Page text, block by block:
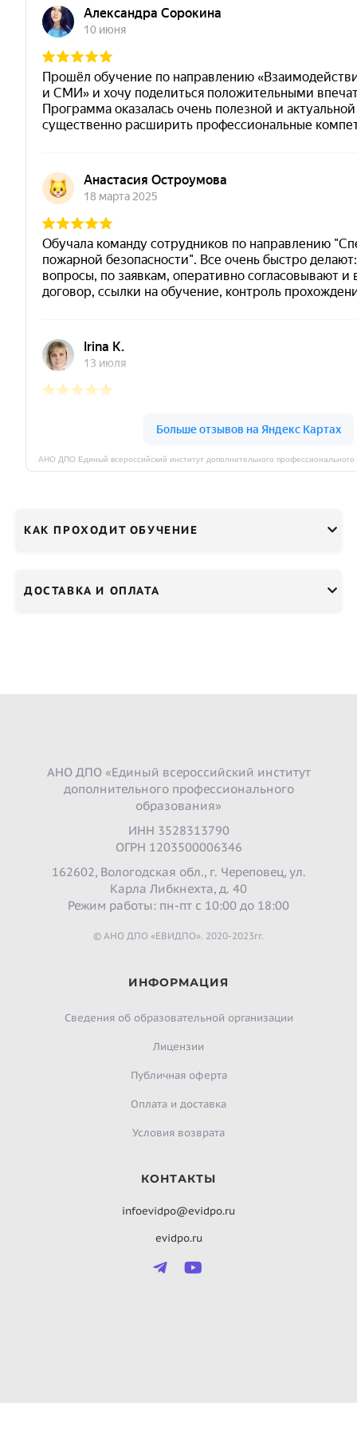
КАК ПРОХОДИТ ОБУЧЕНИЕ
ДОСТАВКА И ОПЛАТА
АНО ДПО «Единый всероссийский институт
дополнительного профессионального
образования»
ИНН 3528313790
ОГРН 1203500006346
162602, Вологодская обл., г. Череповец, ул.
Карла Либкнехта, д. 40
Режим работы: пн-пт с 10:00 до 18:00
© АНО ДПО «ЕВИДПО». 2020-2023гг.
ИНФОРМАЦИЯ
Сведения об образовательной организации
Лицензии
Публичная оферта
Оплата и доставка
Условия возврата
КОНТАКТЫ
infoevidpo@evidpo.ru
evidpo.ru